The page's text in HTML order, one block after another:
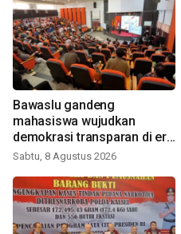
Bawaslu gandeng
mahasiswa wujudkan
demokrasi transparan di era
digital
Sabtu, 8 Agustus 2026